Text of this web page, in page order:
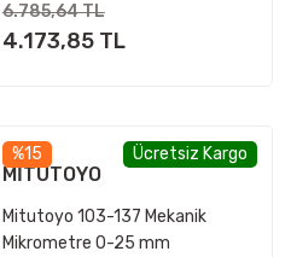
6.785,64 TL
4.173,85 TL
%15 Ücretsiz Kargo
MİTUTOYO
Mitutoyo 103-137 Mekanik
Mikrometre 0-25 mm